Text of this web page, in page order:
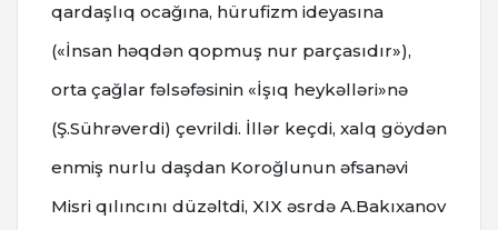
qardaşlıq ocağına, hürufizm ideyasına
(«İnsan həqdən qopmuş nur parçasıdır»),
orta çağlar fəlsəfəsinin «İşıq heykəlləri»nə
(Ş.Sührəverdi) çevrildi. İllər keçdi, xalq göydən
enmiş nurlu daşdan Koroğlunun əfsanəvi
Misri qılıncını düzəltdi, XIX əsrdə A.Bakıxanov